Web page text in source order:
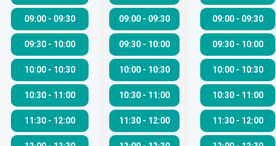
09:00 - 09:30
09:30 - 10:00
10:00 - 10:30
10:30 - 11:00
11:30 - 12:00
09:00- 09:30
09:30- 10:00
10:00- 10:30
10:30- 11:00
11:30- 12:00
09:00- 09:30
09:30- 10:00
10:00- 10:30
10:30- 11:00
11:30- 12:00